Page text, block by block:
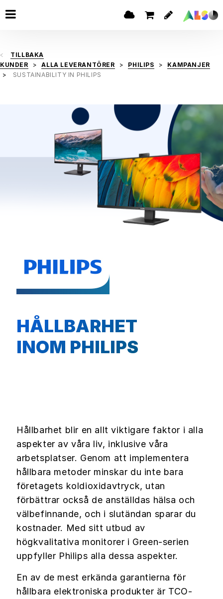
TILLBAKA
KUNDER
ALLA LEVERANTÖRER PHILIPS
KAMPANJER
SUSTAINABILITY IN PHILIPS
HÅLLBARHET
INOM PHILIPS
Hållbarhet blir en allt viktigare faktor i alla
aspekter av våra liv, inklusive våra
arbetsplatser. Genom att implementera
hållbara metoder minskar du inte bara
företagets koldioxidavtryck, utan
förbättrar också de anställdas hälsa och
välbefinnande, och i slutändan sparar du
kostnader. Med sitt utbud av
högkvalitativa monitorer i Green-serien
uppfyller Philips alla dessa aspekter.
En av de mest erkända garantierna för
hållbara elektroniska produkter är TCO-